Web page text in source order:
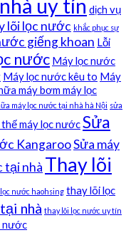
uy tín dịch vụ
lõi lọc nước khắc phục sự
giếng khoan Lỗi
nước Máy lọc nước
Máy lọc nước kêu to Máy
máy bơm máy lọc
máy lọc nước tại nhà hà Nội sửa
máy lọc nướcSửa
KangarooSửa máy
tại nhà Thay lõi
nước haohsing thay lõi lọc
nhà thay lõi lọc nước uy tín
nước